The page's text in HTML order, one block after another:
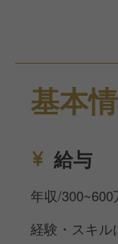
今回は千葉県の
チンスタッフ
イタリアンや
慶弔休暇、有
休暇も取得でき
福利厚生とし
基本
給与
年収/300~600
経験・スキル